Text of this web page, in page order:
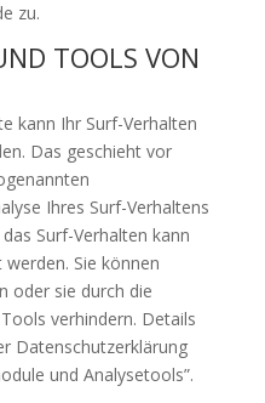
zu.
TOOLS VON
kann Ihr Surf-Verhalten
Das geschieht vor
Ihres Surf-Verhaltens
Surf-Verhalten kann
Sie können
oder sie durch die
verhindern. Details
Datenschutzerklärung
und Analysetools”.